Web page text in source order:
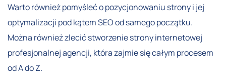
Warto również pomyśleć o pozycjonowaniu strony i jej
optymalizacji pod kątem SEO od samego początku.
Można również zlecić stworzenie strony internetowej
profesjonalnej agencji, która zajmie się całym procesem
od A do Z.